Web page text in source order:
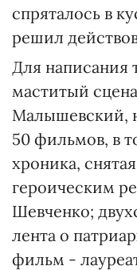
спряталось в
решил
Для написания
маститый
Малышевский,
50 фильмов, в
хроника,
героическим
Шевченко;
лента о
фильм -